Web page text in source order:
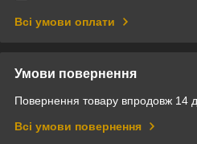
Всі умови оплати
Умови повернення
Повернення товару впродовж 14
Всі умови повернення